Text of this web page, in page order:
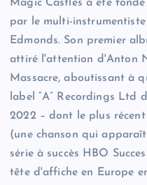
Magic Castles a été
par le multi-
Edmonds. Son premier
attiré l'attention d'Anton
Massacre, aboutissant à
label “A” Recordings Ltd
2022 – dont le plus récent
(une chanson qui
série à succès HBO
tête d'affiche en Europe